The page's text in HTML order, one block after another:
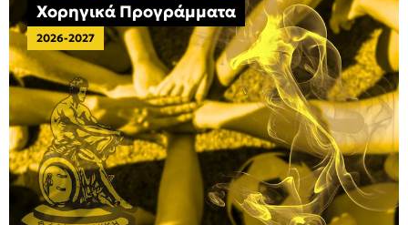
Χορηγικά Προγράμματα
2026-2027